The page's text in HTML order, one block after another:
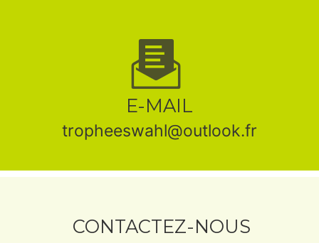
E-MAIL
tropheeswahl@outlook.fr
CONTACTEZ-NOUS